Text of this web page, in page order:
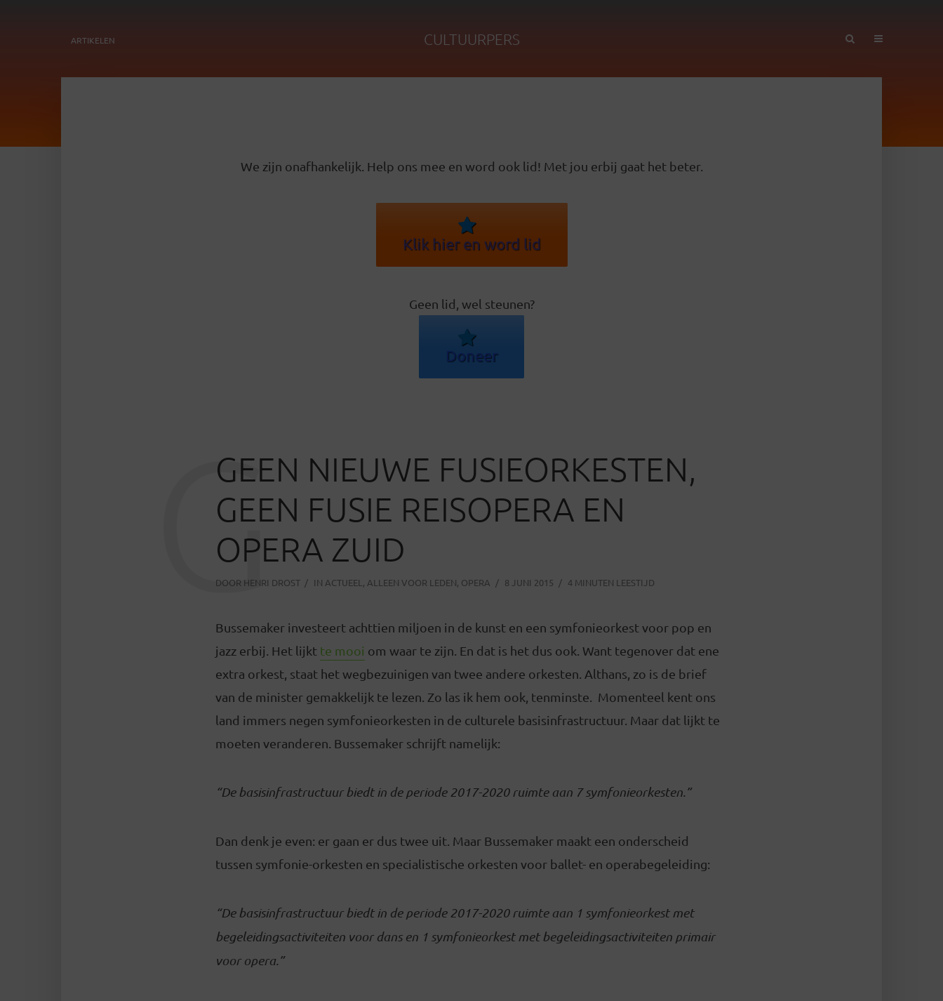
ARTIKELEN CULTUURPERS
We zijn onafhankelijk. Help ons mee en word ook lid! Met jou erbij gaat het beter.
Klik hier en word lid
Geen lid, wel steunen?
Doneer
GEEN NIEUWE FUSIEORKESTEN,
GEEN FUSIE REISOPERA EN
OPERA ZUID
DOOR HENRI DROST IN ACTUEEL , ALLEEN VOOR LEDEN, OPERA 8 JUNI 2015 4 MINUTEN LEESTIJD
G
Bussemaker investeert achttien miljoen in de kunst en een symfonieorkest voor pop en
jazz erbij. Het lijkt te mooi om waar te zijn. En dat is het dus ook. Want tegenover dat ene
extra orkest, staat het wegbezuinigen van twee andere orkesten. Althans, zo is de brief
van de minister gemakkelijk te lezen. Zo las ik hem ook, tenminste. Momenteel kent ons
land immers negen symfonieorkesten in de culturele basisinfrastructuur. Maar dat lijkt te
moeten veranderen. Bussemaker schrijft namelijk:
“De basisinfrastructuur biedt in de periode 2017-2020 ruimte aan 7 symfonieorkesten.”
Dan denk je even: er gaan er dus twee uit. Maar Bussemaker maakt een onderscheid
tussen symfonie-orkesten en specialistische orkesten voor ballet- en operabegeleiding:
“De basisinfrastructuur biedt in de periode 2017-2020 ruimte aan 1 symfonieorkest met
begeleidingsactiviteiten voor dans en 1 symfonieorkest met begeleidingsactiviteiten primair
voor opera.”